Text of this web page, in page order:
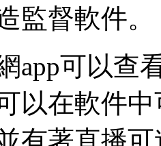
監督軟件。
app可以查
以在軟件
有著直播